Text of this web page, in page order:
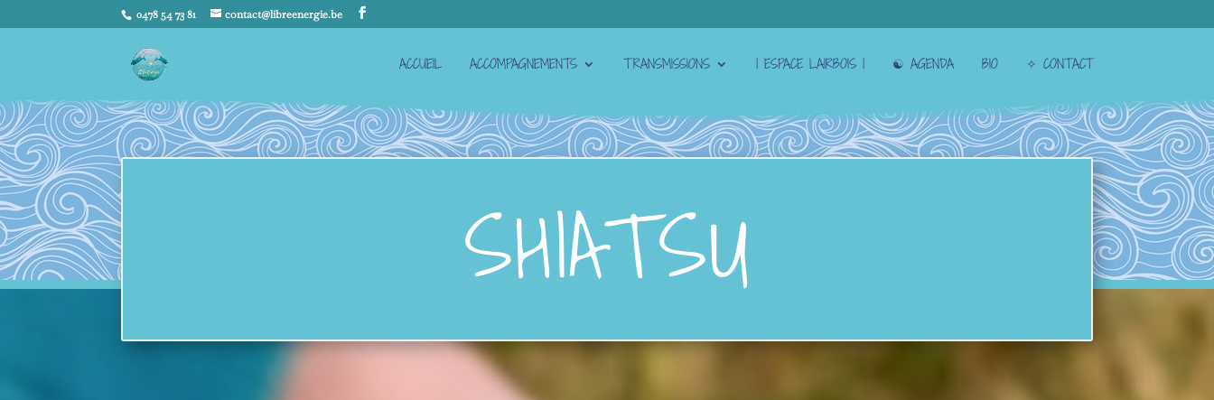
0478 54 73 81 contact@libreenergie.be
ACCUEIL ACCOMPAGNEMENTS TRANSMISSIONS | ESPACE LAIRBOIS | ☯︎ AGENDA BIO ✧ CONTACT
SHIATSU